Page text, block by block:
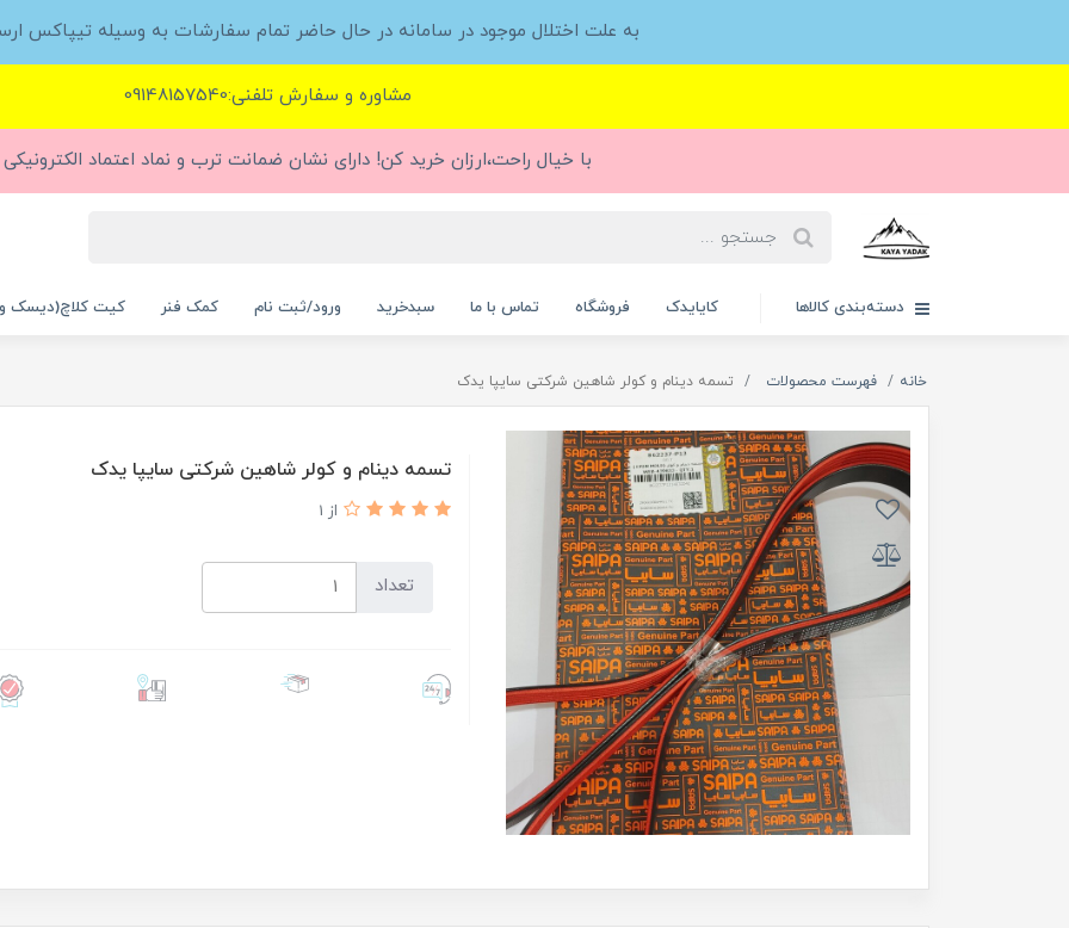
به علت اختلال موجود در سامانه در حال حاضر تمام سفارشات به وسیله تیپاکس
مشاوره و سفارش تلفنی:09148157540
با خیال راحت،ارزان خرید کن! دارای نشان ضمانت ترب و نماد اعتماد الکترونیکی
دسته‌بندی کالاها کایایدک فروشگاه تماس با ما سبدخرید ورود/ثبت نام کمک فنر کیت کلاچ(دیسک
خانه فهرست محصولات تسمه دینام و کولر شاهین شرکتی سایپا یدک
تسمه دینام و کولر شاهین شرکتی سایپا یدک
از 1
تعداد